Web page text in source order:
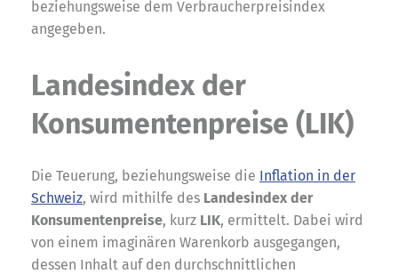
beziehungsweise dem Verbraucherpreisindex
angegeben.
Landesindex der
Konsumentenpreise (LIK)
Die Teuerung, beziehungsweise die Inflation in der
Schweiz, wird mithilfe des Landesindex der
Konsumentenpreise, kurz LIK, ermittelt. Dabei wird
von einem imaginären Warenkorb ausgegangen,
dessen Inhalt auf den durchschnittlichen